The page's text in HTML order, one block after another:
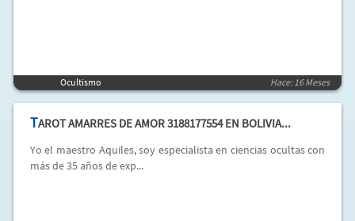
Ocultismo Hace: 16 Meses
TAROT AMARRES DE AMOR 3188177554 EN BOLIVIA...
Yo el maestro Aquiles, soy especialista en ciencias ocultas con
más de 35 años de exp...